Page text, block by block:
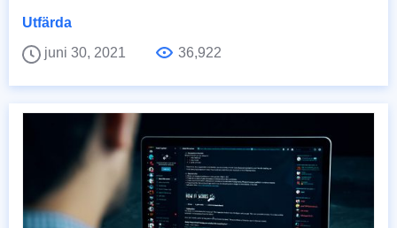
Utfärda
juni 30, 2021
36,922